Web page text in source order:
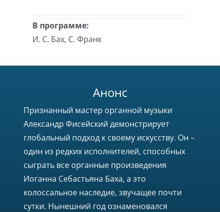
В программе:
И. С. Бах, С. Франк
Анонс
Признанный мастер органной музыки
Александр Фисейский демонстрирует
глобальный подход к своему искусству. Он –
один из редких исполнителей, способных
сыграть все органные произведения
Иоганна Себастьяна Баха, а это
колоссальное наследие, звучащее почти
сутки. Нынешний год ознаменовался